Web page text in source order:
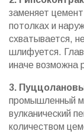
заменяет
потолках и
схватывается,
шлифуется.
иначе возможна
3.
промышленный
вулканический
количеством